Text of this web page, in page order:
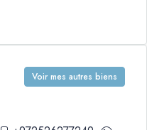
Voir mes autres biens